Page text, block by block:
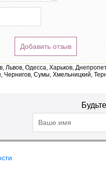
Добавить отзыв
Львов, Одесса, Харьков,
Сумы, Хмельницкий,